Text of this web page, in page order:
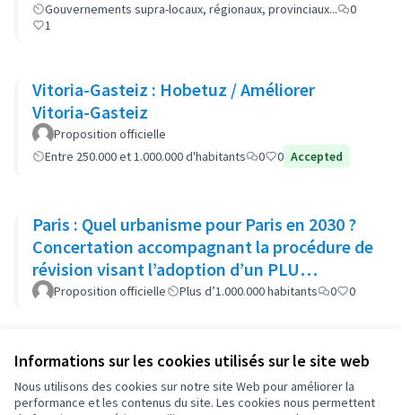
Informations sur les cookies utilisés sur le site web
Nous utilisons des cookies sur notre site Web pour améliorer la
performance et les contenus du site. Les cookies nous permettent
Gouvernements supra-locaux, régionaux, provinciaux...
0
1
Vitoria-Gasteiz : Hobetuz / Améliorer
Vitoria-Gasteiz
Proposition officielle
Entre 250.000 et 1.000.000 d'habitants
0 0 Accepted
Paris : Quel urbanisme pour Paris en 2030 ?
Concertation accompagnant la procédure de
révision visant l’adoption d’un PLU
bioclimatique
Proposition officielle Plus d’1.000.000 habitants 0 0
Conditions d'utilisation
Paramètres des cookies
OIDP sur XOIDP sur Facebook
OIDP sur YouTube